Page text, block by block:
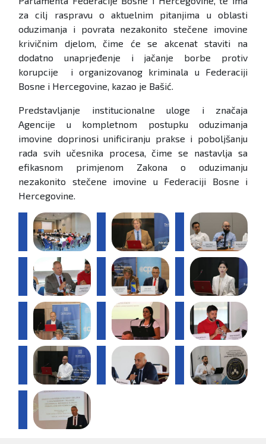
za cilj raspravu o aktuelnim pitanjima u oblasti
oduzimanja i povrata nezakonito stečene imovine
krivičnim djelom, čime će se akcenat staviti na
dodatno unaprjeđenje i jačanje borbe protiv
korupcije i organizovanog kriminala u Federaciji
Bosne i Hercegovine, kazao je Bašić.
Predstavljanje institucionalne uloge i značaja
Agencije u kompletnom postupku oduzimanja
imovine doprinosi unificiranju prakse i poboljšanju
rada svih učesnika procesa, čime se nastavlja sa
efikasnom primjenom Zakona o oduzimanju
nezakonito stečene imovine u Federaciji Bosne i
Hercegovine.